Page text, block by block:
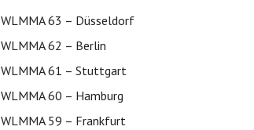
WLMMA 63 – Düsseldorf
WLMMA 62 – Berlin
WLMMA 61 – Stuttgart
WLMMA 60 – Hamburg
WLMMA 59 – Frankfurt